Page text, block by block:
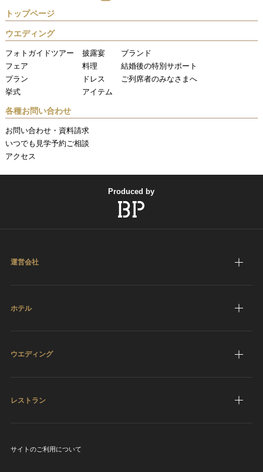
トップページ
ウエディング
フォトガイドツアー
フェア
プラン
挙式
披露宴
料理
ドレス
アイテム
ブランド
結婚後の特別サポート
ご列席者のみなさまへ
各種お問い合わせ
お問い合わせ・資料請求
いつでも見学予約ご相談
アクセス
Produced by
運営会社
ホテル
ウエディング
レストラン
サイトのご利用について